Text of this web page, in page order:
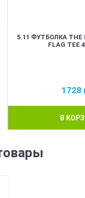
5.11 ФУТБОЛКА THE
FLAG TEE
1728
В